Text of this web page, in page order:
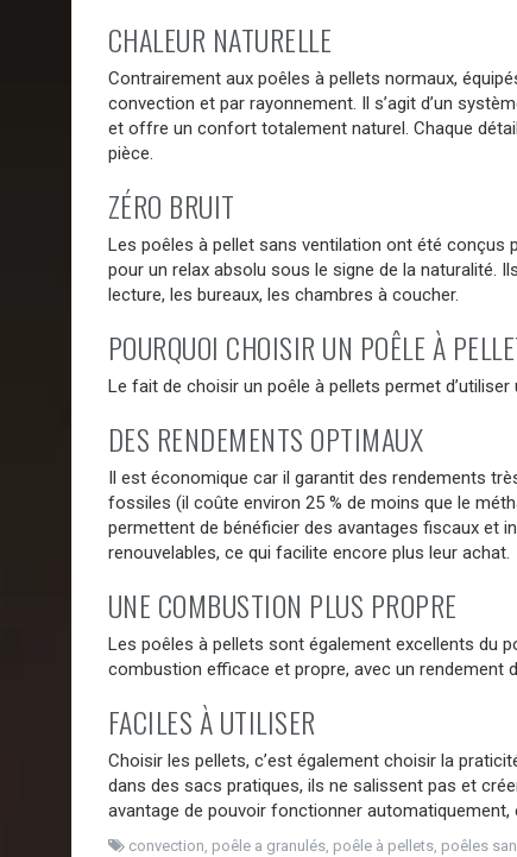
CHALEUR NATURELLE
Contrairement aux poêles à pellets normaux,
convection et par rayonnement. Il s’agit d’un
et offre un confort totalement naturel. Chaque
pièce.
ZÉRO BRUIT
Les poêles à pellet sans ventilation ont été conçus
pour un relax absolu sous le signe de la naturalité.
lecture, les bureaux, les chambres à coucher.
POURQUOI CHOISIR UN POÊLE À
Le fait de choisir un poêle à pellets permet
DES RENDEMENTS OPTIMAUX
Il est économique car il garantit des rendements
fossiles (il coûte environ 25 % de moins que le
permettent de bénéficier des avantages fiscaux et
renouvelables, ce qui facilite encore plus leur achat.
UNE COMBUSTION PLUS PROPRE
Les poêles à pellets sont également excellents du
combustion efficace et propre, avec un rendement
FACILES À UTILISER
Choisir les pellets, c’est également choisir la
dans des sacs pratiques, ils ne salissent pas et
avantage de pouvoir fonctionner automatiquement,
convection poêle a granulés, poêle à pellets, poêles